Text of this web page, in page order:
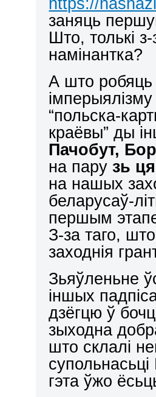
заняць
Што, толькі
намінантка?
А што робяць
“польска-
краёвы” ды
Пачобут,
на пару зь
на нашых
беларусаў-
першым
З-за таго,
заходнія
Зьяўленьне
іншых
дзёгцю ў
зыходна
што склалі
супольнасьці
гэта ўжо